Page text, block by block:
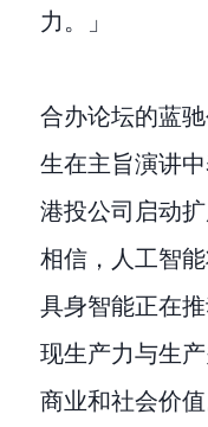
力。」
合办论坛的蓝
生在主旨演讲
港投公司启动
相信，人工智
具身智能正在
现生产力与生
商业和社会价